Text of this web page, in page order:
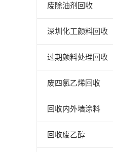
废除油剂回收
深圳化工颜料回收
过期颜料处理回收
废四氯乙烯回收
回收内外墙涂料
回收废乙醇